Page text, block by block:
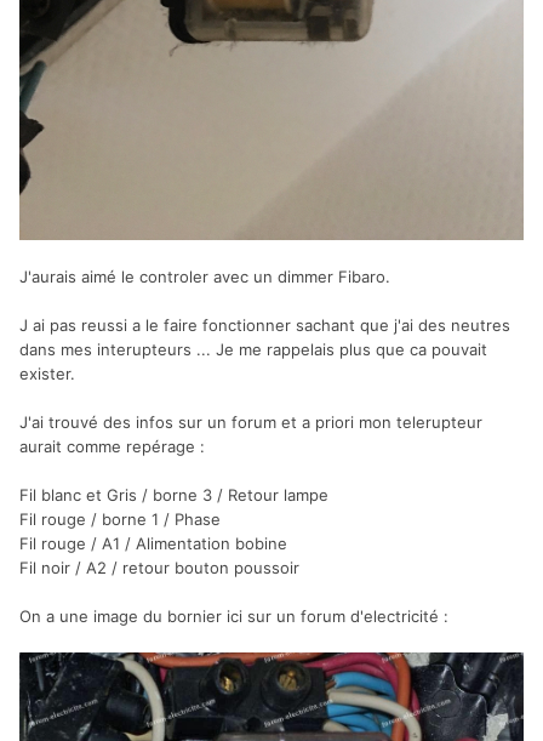
J'aurais aimé le controler avec un dimmer Fibaro.
J ai pas reussi a le faire fonctionner sachant que j'ai des neutres
dans mes interupteurs ... Je me rappelais plus que ca pouvait
exister.
J'ai trouvé des infos sur un forum et a priori mon telerupteur
aurait comme repérage :
Fil blanc et Gris / borne 3 / Retour lampe
Fil rouge / borne 1 / Phase
Fil rouge / A1 / Alimentation bobine
Fil noir / A2 / retour bouton poussoir
On a une image du bornier ici sur un forum d'electricité :